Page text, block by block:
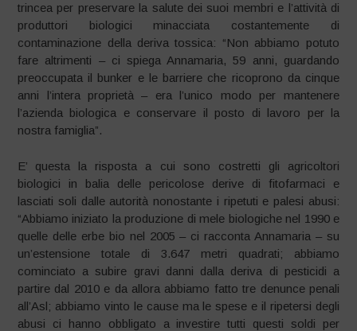
trincea per preservare la salute dei suoi membri e l’attività di
produttori biologici minacciata costantemente di
contaminazione della deriva tossica: “Non abbiamo potuto
fare altrimenti – ci spiega Annamaria, 59 anni, guardando
preoccupata il bunker e le barriere che ricoprono da cinque
anni l’intera proprietà – era l’unico modo per mantenere
l’azienda biologica e conservare il posto di lavoro per la
nostra famiglia”.
E’ questa la risposta a cui sono costretti gli agricoltori
biologici in balia delle pericolose derive di fitofarmaci e
lasciati soli dalle autorità nonostante i ripetuti e palesi abusi:
“Abbiamo iniziato la produzione di mele biologiche nel 1990 e
quelle delle erbe bio nel 2005 – ci racconta Annamaria – su
un’estensione totale di 3.647 metri quadrati; abbiamo
cominciato a subire gravi danni dalla deriva di pesticidi a
partire dal 2010 e da allora abbiamo fatto tre denunce penali
all’Asl; abbiamo vinto le cause ma le spese e il ripetersi degli
abusi ci hanno obbligato a investire tutti questi soldi per